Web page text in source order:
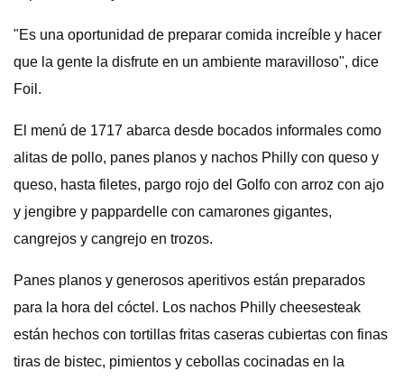
"Es una oportunidad de preparar comida increíble y hacer
que la gente la disfrute en un ambiente maravilloso", dice
Foil.
El menú de 1717 abarca desde bocados informales como
alitas de pollo, panes planos y nachos Philly con queso y
queso, hasta filetes, pargo rojo del Golfo con arroz con ajo
y jengibre y pappardelle con camarones gigantes,
cangrejos y cangrejo en trozos.
Panes planos y generosos aperitivos están preparados
para la hora del cóctel. Los nachos Philly cheesesteak
están hechos con tortillas fritas caseras cubiertas con finas
tiras de bistec, pimientos y cebollas cocinadas en la